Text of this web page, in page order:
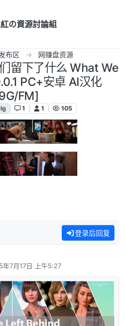
の資源討論組
布区 网赚盘资源
留下了什么 What We
PC+安卓 AI汉化
FM]
1 1 105
登录后回复
年7月17日 上午5:27
辑